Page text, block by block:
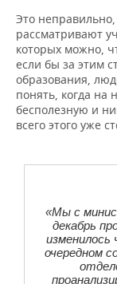
Это
рассматривают
которых можно,
если бы за этим
образования,
понять, когда
бесполезную и
всего этого уже
«Мы с
декабрь
очередном